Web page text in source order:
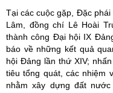
Tại các cuộc gặp, Đặc
Lâm, đồng chí Lê Hoài
thành công Đại hội IX
báo về những kết quả
hội Đảng lần thứ XIV;
tiêu tổng quát, các nhiệm
nhằm xây dựng đất